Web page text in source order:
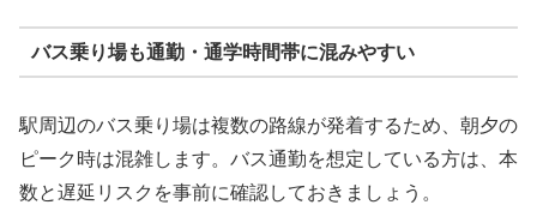
バス乗り場も通勤・通学時間帯に混みやすい
駅周辺のバス乗り場は複数の路線が発着するため、朝夕の
ピーク時は混雑します。バス通勤を想定している方は、本
数と遅延リスクを事前に確認しておきましょう。